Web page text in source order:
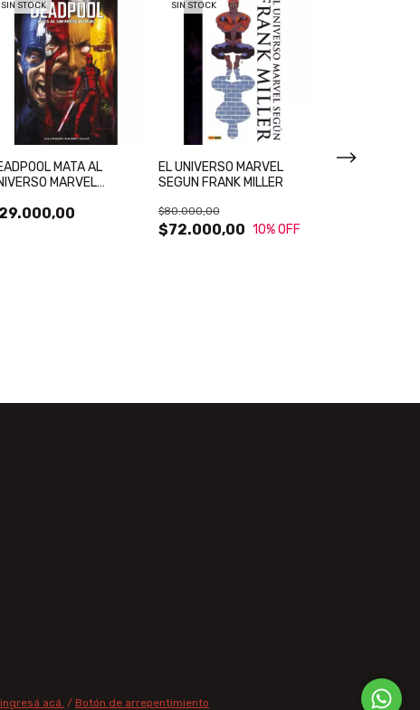
SIN STOCK
MATA AL
MARVEL
SIN STOCK
EL UNIVERSO MARVEL
SEGUN FRANK MILLER
$72.000,00
$80.000,00
10% OFF
EL
ingresá acá. / Botón de arrepentimiento